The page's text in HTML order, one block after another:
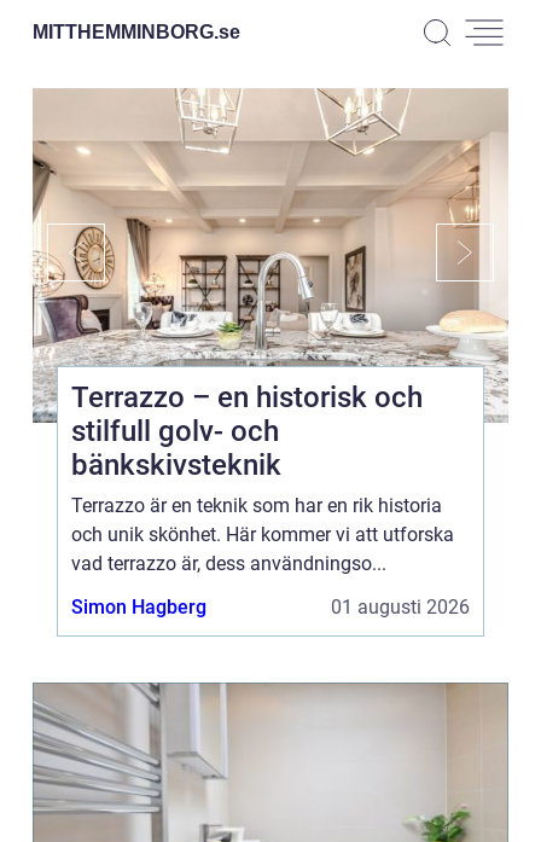
MITTHEMMINBORG.se
Terrazzo – en historisk och
stilfull golv- och
bänkskivsteknik
Terrazzo är en teknik som har en rik historia
och unik skönhet. Här kommer vi att utforska
vad terrazzo är, dess användningso...
Simon Hagberg
01 augusti 2026